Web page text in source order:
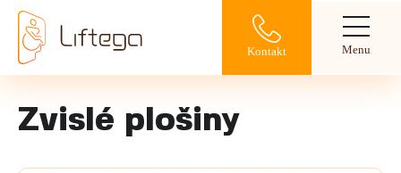
Kontakt Menu
Zvislé plošiny